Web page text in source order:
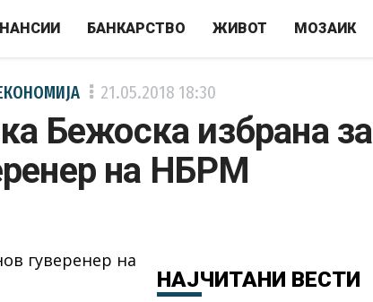
БАНКАРСТВО ЖИВОТ МОЗАИК
21.05.2018 18:30
Бежоска избрана за
на НБРМ
НАЈЧИТАНИ ВЕСТИ